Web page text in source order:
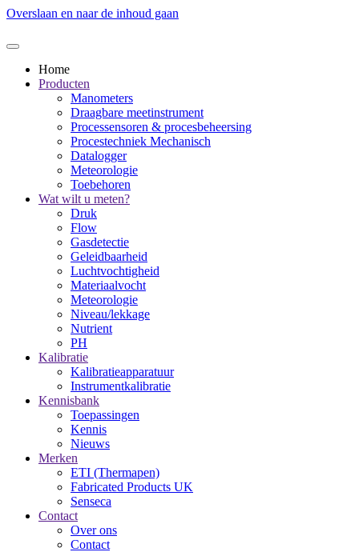
Overslaan en naar de inhoud gaan
Home
Producten
Manometers
Draagbare meetinstrument
Processensoren & procesbeheersing
Procestechniek Mechanisch
Datalogger
Meteorologie
Toebehoren
Wat wilt u meten?
Druk
Flow
Gasdetectie
Geleidbaarheid
Luchtvochtigheid
Materiaalvocht
Meteorologie
Niveau/lekkage
Nutrient
PH
Kalibratie
Kalibratieapparatuur
Instrumentkalibratie
Kennisbank
Toepassingen
Kennis
Nieuws
Merken
ETI (Thermapen)
Fabricated Products UK
Senseca
Contact
Over ons
Contact